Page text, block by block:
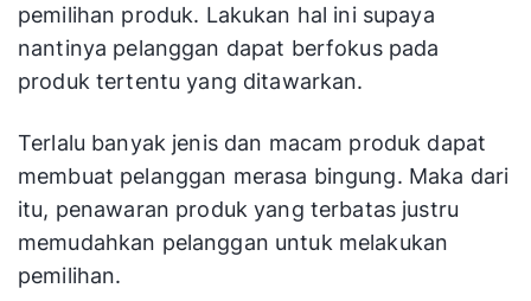
pemilihan produk. Lakukan hal ini supaya
nantinya pelanggan dapat berfokus pada
produk tertentu yang ditawarkan.
Terlalu banyak jenis dan macam produk dapat
membuat pelanggan merasa bingung. Maka dari
itu, penawaran produk yang terbatas justru
memudahkan pelanggan untuk melakukan
pemilihan.